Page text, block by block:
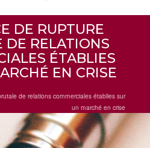
DE RUPTURE
DE RELATIONS
ÉTABLIES
EN CRISE
de relations commerciales établies sur
un marché en crise